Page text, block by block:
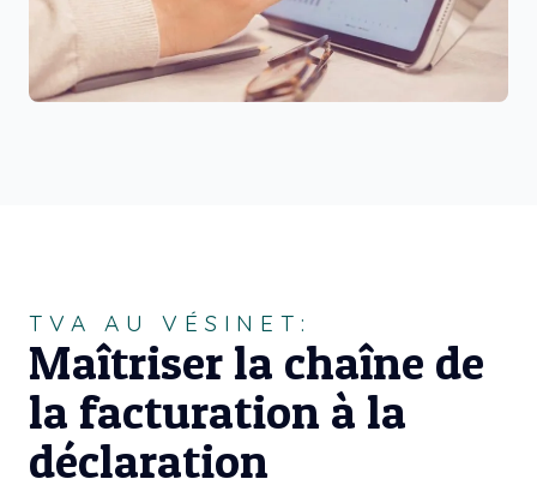
TVA AU VÉSINET:
Maîtriser la chaîne de
la facturation à la
déclaration